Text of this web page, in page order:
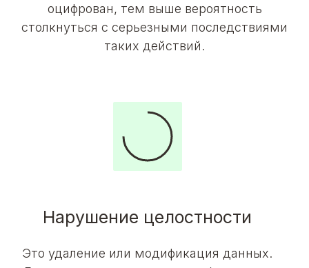
оцифрован, тем выше вероятность
столкнуться с серьезными последствиями
таких действий.
Нарушение целостности
Это удаление или модификация данных.